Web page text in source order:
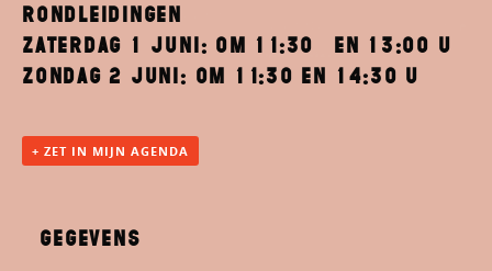
rondleidingen
zaterdag 1 juni: om 11:30 en 13:00 u
zondag 2 juni: om 11:30 en 14:30 u
+ ZET IN MIJN AGENDA
Gegevens
schunck